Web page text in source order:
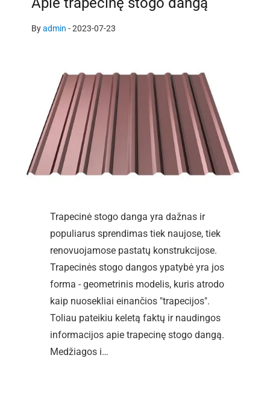
Byadmin -2023-07-23
Trapecinė stogo danga yra dažnas ir
populiarus sprendimas tiek naujose, tiek
renovuojamose pastatų konstrukcijose.
Trapecinės stogo dangos ypatybė yra jos
forma - geometrinis modelis, kuris atrodo
kaip nuosekliai einančios "trapecijos".
Toliau pateikiu keletą faktų ir naudingos
informacijos apie trapecinę stogo dangą.
Medžiagos i…